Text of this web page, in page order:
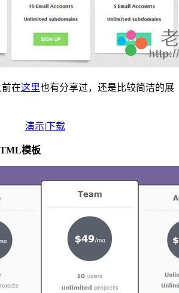
在这里也有分享过，还是比较简洁的展
演示|下载
模板